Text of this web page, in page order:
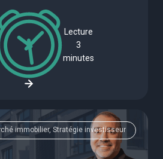
Lecture
3
minutes
immobilier, Stratégie investisseur